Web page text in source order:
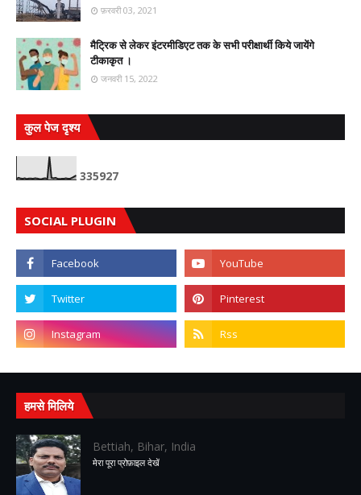
फ़रवरी 03, 2021
मैट्रिक से लेकर इंटरमीडिएट तक के सभी परीक्षार्थी किये जायेंगे
टीकाकृत ।
जनवरी 15, 2022
कुल पेज दृश्य
335927
SOCIAL PLUGIN
हमसे मिलिये
Bettiah, Bihar, India
मेरा पूरा प्रोफ़ाइल देखें